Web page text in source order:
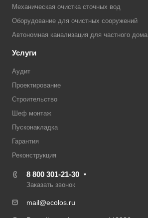
Механическая очистка сточных вод
Оборудование для очистных сооружений
Автономная канализация для частного дома
Услуги
Аудит
Проектирование
Строительство
Шеф монтаж
Пусконакладка
Гарантия
Реконструкция
8 800 301-21-30
Заказать звонок
mail@ecolos.ru